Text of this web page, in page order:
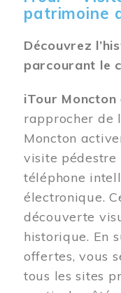
patrimoine
Découvrez
parcourant le
iTour Moncton
rapprocher de
Moncton
visite
téléphone
électronique.
découverte
historique. En
offertes, vous
tous les sites